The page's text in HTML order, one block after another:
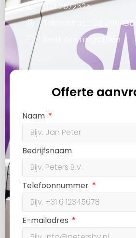
033 2572525
Talmastraat 10a 3864DE,
Bekijk openingstijden
Offerte
Naam
Bedrijfsnaam
Telefoonnummer
E-mailadres